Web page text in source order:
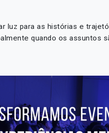
luz para as histórias e
quando os assuntos